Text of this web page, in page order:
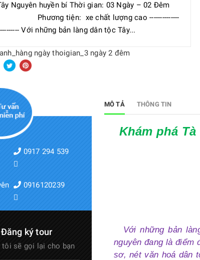
Nguyên huyền bí Thời gian: 03 Ngày – 02 Đêm
tiện: xe chất lượng cao --------------
Với những bản làng dân tộc Tây...
ngày thoigian_3 ngày 2 đêm
MÔ TẢ THÔNG TIN
Khám phá
Phương
Với những bản
nguyên đang là điểm
sơ, nét văn hoá dân
0917 294 539
0916120239
Đăng ký tour
tôi sẽ gọi lại cho bạn